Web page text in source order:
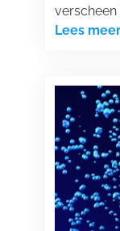
verscheen
Lees meer